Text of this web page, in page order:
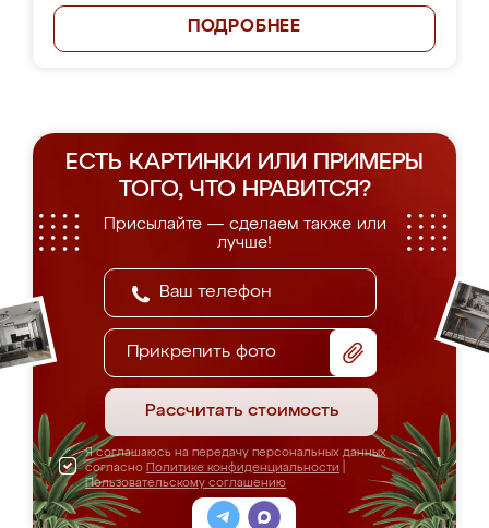
ПОДРОБНЕЕ
ЕСТЬ КАРТИНКИ ИЛИ ПРИМЕРЫ
ТОГО, ЧТО НРАВИТСЯ?
Присылайте — сделаем также или
лучше!
Прикрепить фото
Рассчитать стоимость
Я соглашаюсь на передачу персональных данных
согласно Политике конфиденциальности
Пользовательскому соглашению